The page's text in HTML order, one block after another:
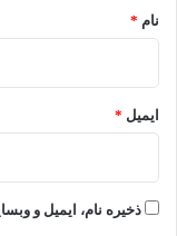
نام *
ایمیل *
ذخیره نام، ایمیل و